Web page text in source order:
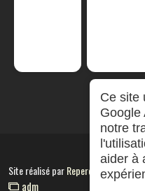
Site réalisé parRepereCom
adm
Ce site
Google
notre
aider à